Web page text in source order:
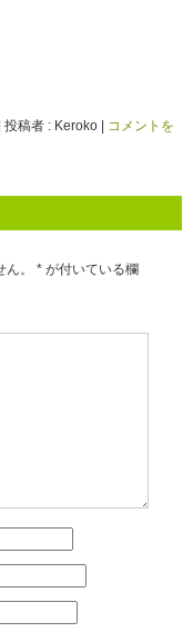
投稿者 : Keroko | コメントを
。 * が付いている欄